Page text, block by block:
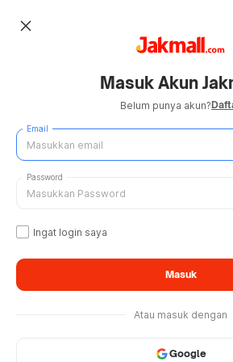
close
Masuk Akun
Belum punya akun?
Email
Password
Ingat login saya
Masuk
Atau masuk dengan
Google